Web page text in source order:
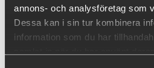
annons- och analysföretag som
Dessa kan i sin tur kombinera
information som du har